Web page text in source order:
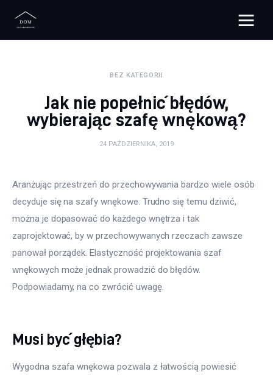
Bloggers Unite
Materiały budowlane
Budowa
Oświetlenie
Remont
BEZ KATEGORII
Jak nie popełnić błędów,
wybierając szafę wnękową?
24 PAŹDZIERNIKA, 2019
Aranżując przestrzeń do przechowywania bardzo wiele osób
decyduje się na szafy wnękowe. Trudno się temu dziwić,
można je dopasować do każdego wnętrza i tak
zaprojektować, by w przechowywanych rzeczach zawsze
panował porządek. Elastyczność projektowania szaf
wnękowych może jednak prowadzić do błędów.
Podpowiadamy, na co zwrócić uwagę.
Musi być głębia?
Wygodna szafa wnękowa pozwala z łatwością powiesić